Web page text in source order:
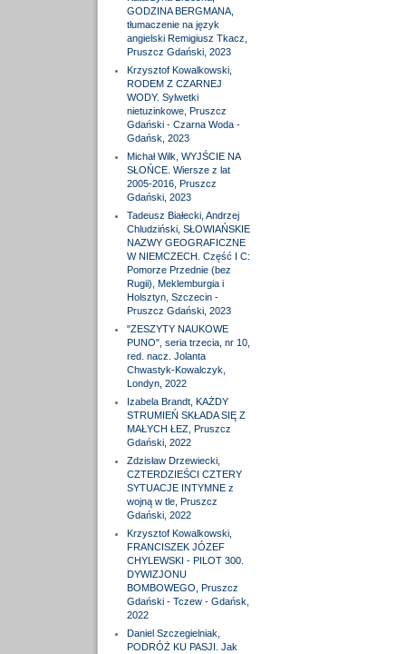
GODZINA BERGMANA,
tłumaczenie na język
angielski Remigiusz Tkacz,
Pruszcz Gdański, 2023
Krzysztof Kowalkowski,
RODEM Z CZARNEJ
WODY. Sylwetki
nietuzinkowe, Pruszcz
Gdański - Czarna Woda -
Gdańsk, 2023
Michał Wilk, WYJŚCIE NA
SŁOŃCE. Wiersze z lat
2005-2016, Pruszcz
Gdański, 2023
Tadeusz Białecki, Andrzej
Chludziński, SŁOWIAŃSKIE
NAZWY GEOGRAFICZNE
W NIEMCZECH. Część I C:
Pomorze Przednie (bez
Rugii), Meklemburgia i
Holsztyn, Szczecin -
Pruszcz Gdański, 2023
"ZESZYTY NAUKOWE
PUNO", seria trzecia, nr 10,
red. nacz. Jolanta
Chwastyk-Kowalczyk,
Londyn, 2022
Izabela Brandt, KAŻDY
STRUMIEŃ SKŁADA SIĘ Z
MAŁYCH ŁEZ, Pruszcz
Gdański, 2022
Zdzisław Drzewiecki,
CZTERDZIEŚCI CZTERY
SYTUACJE INTYMNE z
wojną w tle, Pruszcz
Gdański, 2022
Krzysztof Kowalkowski,
FRANCISZEK JÓZEF
CHYLEWSKI - PILOT 300.
DYWIZJONU
BOMBOWEGO, Pruszcz
Gdański - Tczew - Gdańsk,
2022
Daniel Szczegielniak,
PODRÓŻ KU PASJI. Jak